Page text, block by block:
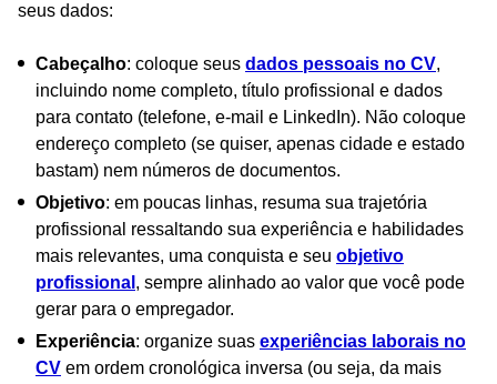
seus dados:
Cabeçalho: coloque seus dados pessoais no CV,
incluindo nome completo, título profissional e dados
para contato (telefone, e-mail e LinkedIn). Não coloque
endereço completo (se quiser, apenas cidade e estado
bastam) nem números de documentos.
Objetivo: em poucas linhas, resuma sua trajetória
profissional ressaltando sua experiência e habilidades
mais relevantes, uma conquista e seu objetivo
profissional , sempre alinhado ao valor que você pode
gerar para o empregador.
Experiência: organize suas experiências laborais no
CV em ordem cronológica inversa (ou seja, da mais